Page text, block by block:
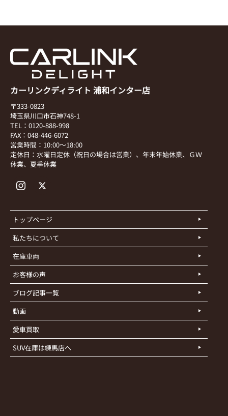
カーリンクディライト 浦和インター店
〒333-0823
埼玉県川口市石神748-1
TEL：0120-888-998
FAX：048-446-6072
営業時間：10:00～18:00
定休日：水曜日定休（祝日の場合は営業）、年末年始休業、ＧＷ
休業、夏季休業
トップページ
私たちについて
在庫車両
お客様の声
ブログ記事一覧
動画
愛車買取
SUV在庫は練馬店へ